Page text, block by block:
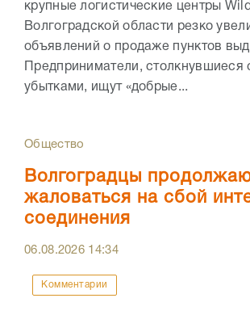
крупные логистические центры
Волгоградской области резко
объявлений о продаже пунктов
Предприниматели, столкнувшиеся
убытками, ищут «добрые...
Общество
Волгоградцы
жаловаться на сбой
соединения
06.08.2026 14:34
Комментарии